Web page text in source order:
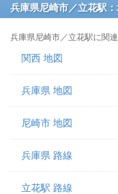
兵庫県尼崎市／立花駅：
兵庫県尼崎市／立花駅に関
関西 地図
兵庫県 地図
尼崎市 地図
兵庫県 路線
立花駅 路線